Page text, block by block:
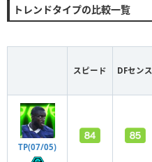
トレンドタイプの比較一覧
スピード DFセンス
TP(07/05)